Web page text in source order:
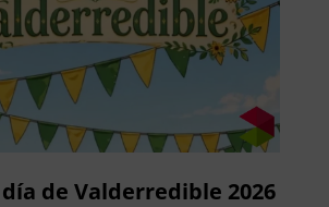
de Valderredible 2026